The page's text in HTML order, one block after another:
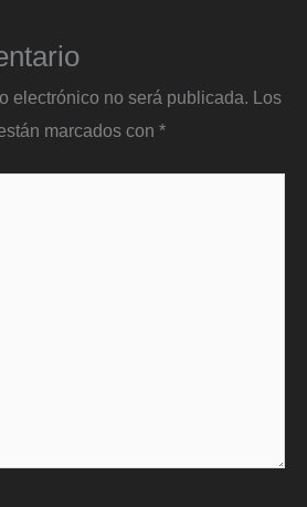
electrónico no será publicada. Los
marcados con *